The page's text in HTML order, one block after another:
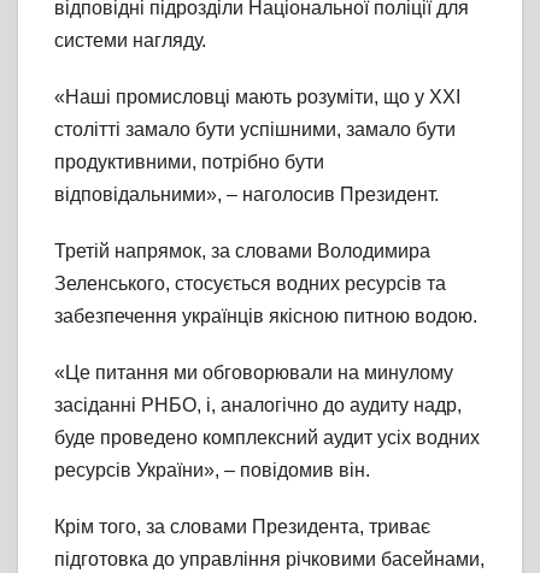
відповідні підрозділи Національної поліції для
системи нагляду.
«Наші промисловці мають розуміти, що у ХХІ
столітті замало бути успішними, замало бути
продуктивними, потрібно бути
відповідальними», – наголосив Президент.
Третій напрямок, за словами Володимира
Зеленського, стосується водних ресурсів та
забезпечення українців якісною питною водою.
«Це питання ми обговорювали на минулому
засіданні РНБО, і, аналогічно до аудиту надр,
буде проведено комплексний аудит усіх водних
ресурсів України», – повідомив він.
Крім того, за словами Президента, триває
підготовка до управління річковими басейнами,